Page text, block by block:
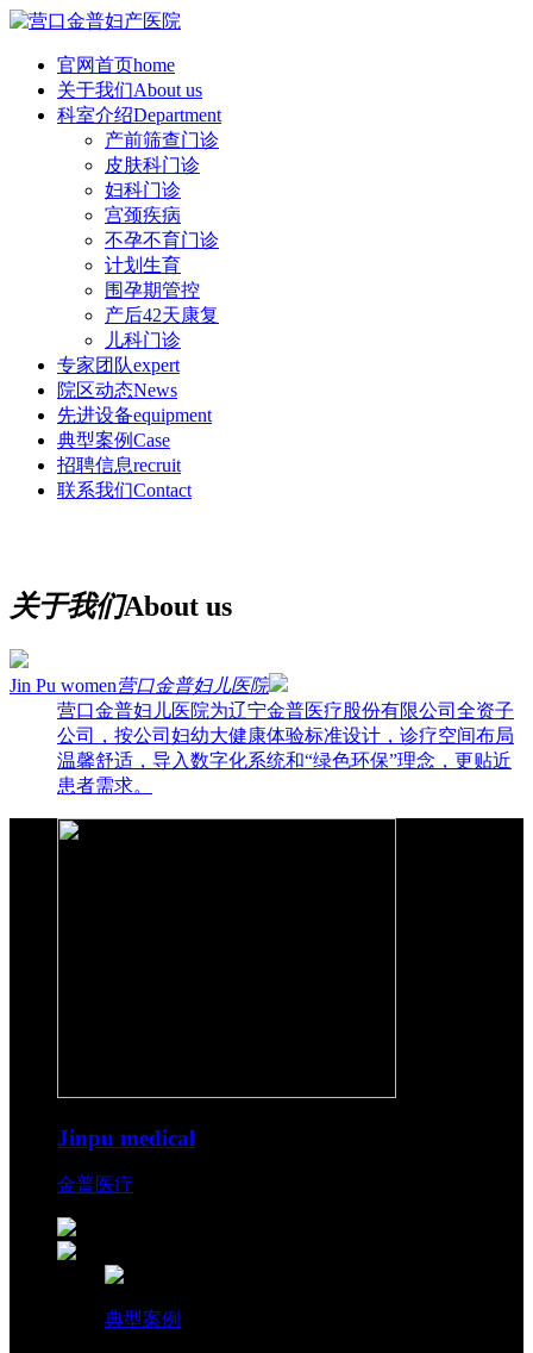
官网首页home
关于我们About us
科室介绍Department
产前筛查门诊
皮肤科门诊
妇科门诊
宫颈疾病
不孕不育门诊
计划生育
围孕期管控
产后42天康复
儿科门诊
专家团队expert
院区动态News
先进设备equipment
典型案例Case
招聘信息recruit
联系我们Contact
关于我们About us
Jin Pu women营口金普妇儿医院
营口金普妇儿医院为辽宁金普医疗股份有限公司全资子
公司，按公司妇幼大健康体验标准设计，诊疗空间布局
温馨舒适，导入数字化系统和“绿色环保”理念，更贴近
患者需求。
Jinpu medical
金普医疗
典型案例